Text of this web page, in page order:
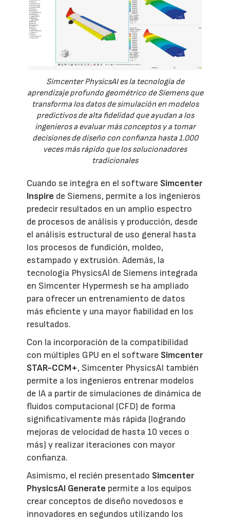
Simcenter PhysicsAI es la tecnología de
aprendizaje profundo geométrico de Siemens que
transforma los datos de simulación en modelos
predictivos de alta fidelidad que ayudan a los
ingenieros a evaluar más conceptos y a tomar
decisiones de diseño con confianza hasta 1.000
veces más rápido que los solucionadores
tradicionales
Cuando se integra en el software Simcenter
Inspire de Siemens, permite a los ingenieros
predecir resultados en un amplio espectro
de procesos de análisis y producción, desde
el análisis estructural de uso general hasta
los procesos de fundición, moldeo,
estampado y extrusión. Además, la
tecnología PhysicsAI de Siemens integrada
en Simcenter Hypermesh se ha ampliado
para ofrecer un entrenamiento de datos
más eficiente y una mayor fiabilidad en los
resultados.
Con la incorporación de la compatibilidad
con múltiples GPU en el software Simcenter
STAR-CCM+, Simcenter PhysicsAI también
permite a los ingenieros entrenar modelos
de IA a partir de simulaciones de dinámica de
fluidos computacional (CFD) de forma
significativamente más rápida (logrando
mejoras de velocidad de hasta 10 veces o
más) y realizar iteraciones con mayor
confianza.
Asimismo, el recién presentado Simcenter
PhysicsAI Generate permite a los equipos
crear conceptos de diseño novedosos e
innovadores en segundos utilizando los